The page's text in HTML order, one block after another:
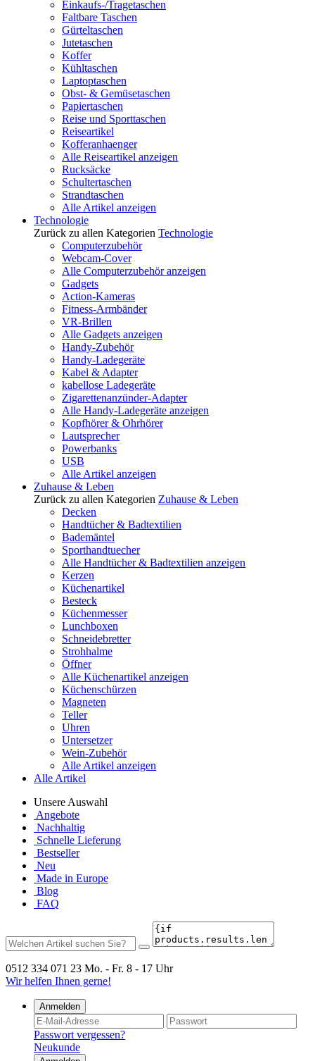
Einkaufs-/Tragetaschen
Faltbare Taschen
Gürteltaschen
Jutetaschen
Koffer
Kühltaschen
Laptoptaschen
Obst- & Gemüsetaschen
Papiertaschen
Reise und Sporttaschen
Reiseartikel
Kofferanhaenger
Alle Reiseartikel anzeigen
Rucksäcke
Schultertaschen
Strandtaschen
Alle Artikel anzeigen
Technologie
Zurück zu allen Kategorien Technologie
Computerzubehör
Webcam-Cover
Alle Computerzubehör anzeigen
Gadgets
Action-Kameras
Fitness-Armbänder
VR-Brillen
Alle Gadgets anzeigen
Handy-Zubehör
Handy-Ladegeräte
Kabel & Adapter
kabellose Ladegeräte
Zigarettenanzünder-Adapter
Alle Handy-Ladegeräte anzeigen
Kopfhörer & Ohrhörer
Lautsprecher
Powerbanks
USB
Alle Artikel anzeigen
Zuhause & Leben
Zurück zu allen Kategorien Zuhause & Leben
Decken
Handtücher & Badtextilien
Bademäntel
Sporthandtuecher
Alle Handtücher & Badtextilien anzeigen
Kerzen
Küchenartikel
Besteck
Küchenmesser
Lunchboxen
Schneidebretter
Strohhalme
Öffner
Alle Küchenartikel anzeigen
Küchenschürzen
Magneten
Teller
Uhren
Untersetzer
Wein-Zubehör
Alle Artikel anzeigen
Alle Artikel
Unsere Auswahl
Angebote
Nachhaltig
Schnelle Lieferung
Bestseller
Neu
Made in Europe
Blog
FAQ
0512 334 071 23 Mo. - Fr. 8 - 17 Uhr
Wir helfen Ihnen gerne!
Anmelden
Passwort vergessen?
Neukunde